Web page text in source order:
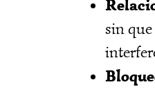
sin